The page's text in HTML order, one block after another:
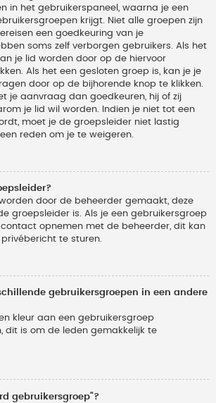
in het gebruikerspaneel, waarna je een
krijgt. Niet alle groepen zijn
een goedkeuring van je
soms zelf verborgen gebruikers. Als het
je lid worden door op de hiervoor
Als het een gesloten groep is, kan je je
door op de bijhorende knop te klikken.
je aanvraag dan goedkeuren, hij of zij
je lid wil worden. Indien je niet tot een
moet je de groepsleider niet lastig
reden om je te weigeren.
door de beheerder gemaakt, deze
groepsleider is. Als je een gebruikersgroep
opnemen met de beheerder, dit kan
te sturen.
gebruikersgroepen in een andere
kleur aan een gebruikersgroep
dit is om de leden gemakkelijk te
gebruikersgroep"?